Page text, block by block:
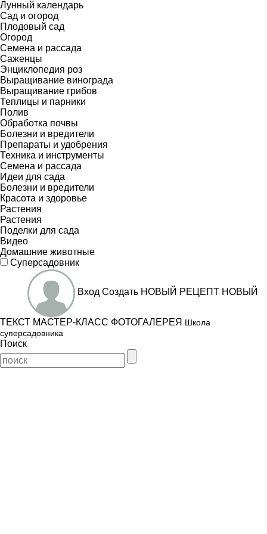
Лунный календарь
Сад и огород
Плодовый сад
Огород
Семена и рассада
Саженцы
Энциклопедия роз
Выращивание винограда
Выращивание грибов
Теплицы и парники
Полив
Обработка почвы
Болезни и вредители
Препараты и удобрения
Техника и инструменты
Семена и рассада
Идеи для сада
Болезни и вредители
Красота и здоровье
Растения
Растения
Поделки для сада
Видео
Домашние животные
Суперсадовник
Вход Создать НОВЫЙ РЕЦЕПТ НОВЫЙ
ТЕКСТ МАСТЕР-КЛАСС ФОТОГАЛЕРЕЯ Школа
суперсадовника
Поиск